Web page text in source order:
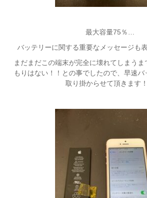
最大容量75％…
バッテリーに関する重要なメッセージも
まだまだこの端末が完全に壊れてしまう
もりはない！！との事でしたので、早速バ
取り掛からせて頂きます！